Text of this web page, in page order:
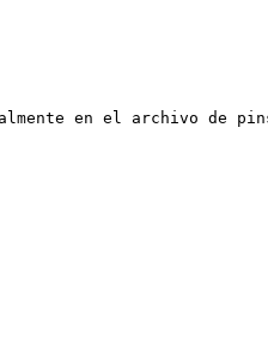
en el archivo de